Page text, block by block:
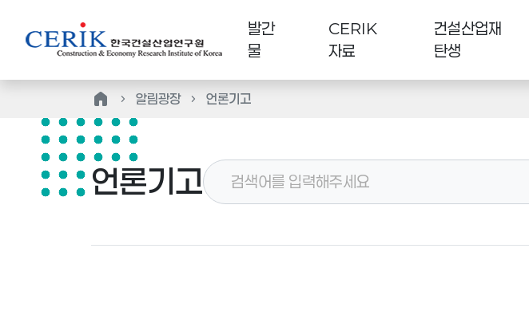
발간
물
CERIK
자료
건설산업재
탄생
home 알림광장 언론기고
언론기고